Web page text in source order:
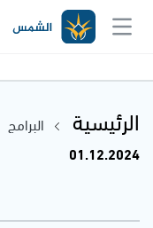
الرئيسية البرامج
01.12.2024